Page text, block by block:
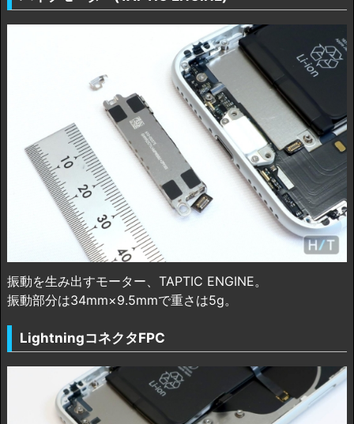
振動を生み出すモーター、TAPTIC ENGINE。
振動部分は34mm×9.5mmで重さは5g。
LightningコネクタFPC